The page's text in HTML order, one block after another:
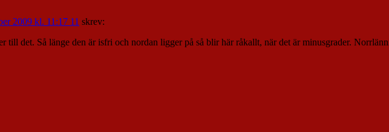
2009 kl. 11:17 11 skrev:
till det. Så länge den är isfri och nordan ligger på så blir här råkallt, när det är minusgrader.